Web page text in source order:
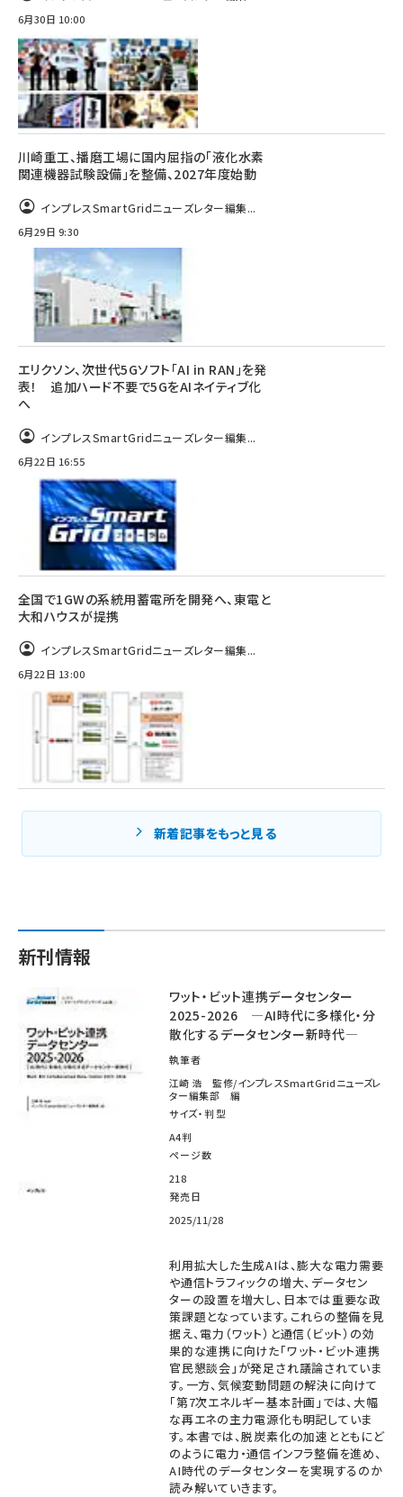
6月30日 10:00
川崎重工、播磨工場に国内屈指の「液化水素
関連機器試験設備」を整備、2027年度始動
インプレスSmartGridニューズレター編集...
6月29日 9:30
エリクソン、次世代5Gソフト「AI in RAN」を発
表！ 追加ハード不要で5GをAIネイティブ化
へ
インプレスSmartGridニューズレター編集...
6月22日 16:55
全国で1GWの系統用蓄電所を開発へ、東電と
大和ハウスが提携
インプレスSmartGridニューズレター編集...
6月22日 13:00
新着記事をもっと見る
新刊情報
ワット・ビット連携データセンター
2025-2026 ―AI時代に多様化・分
散化するデータセンター新時代―
執筆者
江崎 浩 監修/インプレスSmartGridニューズレ
ター編集部 編
サイズ・判型
A4判
ページ数
218
発売日
2025/11/28
利用拡大した生成AIは、膨大な電力需要
や通信トラフィックの増大、データセン
ターの設置を増大し、日本では重要な政
策課題となっています。これらの整備を見
据え、電力（ワット）と通信（ビット）の効
果的な連携に向けた「ワット・ビット連携
官民懇談会」が発足され議論されていま
す。一方、気候変動問題の解決に向けて
「第7次エネルギー基本計画」では、大幅
な再エネの主力電源化も明記していま
す。本書では、脱炭素化の加速とともにど
のように電力・通信インフラ整備を進め、
AI時代のデータセンターを実現するのか
読み解いていきます。